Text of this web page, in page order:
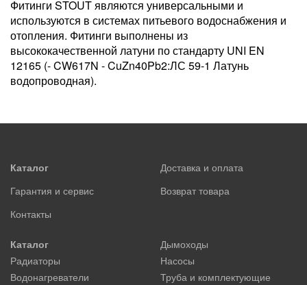
Фитинги STOUT являются универсальными и
используются в системах питьевого водоснабжения и
отопления. Фитинги выполнены из
высококачественной латуни по стандарту UNI EN
12165 (- CW617N - CuZn40Pb2:ЛС 59-1 Латунь
водопроводная).
Каталог
Доставка и оплата
Гарантия и сервис
Возврат товара
Контакты
Каталог
Дымоходы
Радиаторы
Насосы
Водонагреватели
Труба и комплектующие